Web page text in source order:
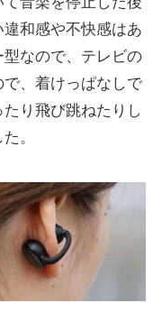
和感や不快感はあ
なので、テレビの
、着けっぱなしで
り飛び跳ねたりし
。